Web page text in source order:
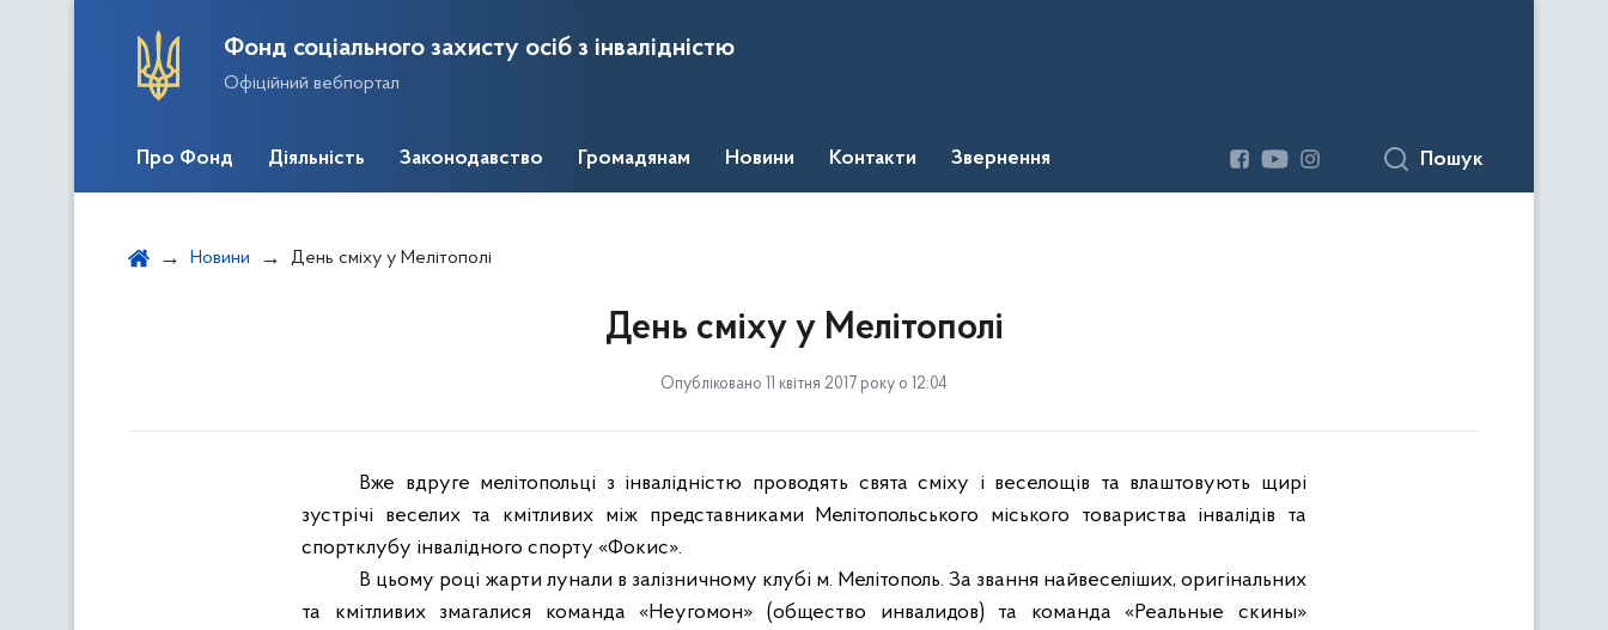
Фонд соціального захисту осіб з інвалідністю
Офіційний вебпортал
Про Фонд Діяльність Законодавство Громадянам Новини Контакти Звернення Пошук
Новини День сміху у Мелітополі
День сміху у Мелітополі
Опубліковано 11 квітня 2017 року о 12:04
Вже вдруге мелітопольці з інвалідністю проводять свята сміху і веселощів та влаштовують щирі
зустрічі веселих та кмітливих між представниками Мелітопольського міського товариства інвалідів та
спортклубу інвалідного спорту «Фокис».
В цьому році жарти лунали в залізничному клубі м. Мелітополь. За звання найвеселіших, оригінальних
та кмітливих змагалися команда«Неугомон» (общество инвалидов) та команда «Реальные скины»